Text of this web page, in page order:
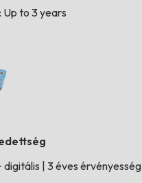
Up to 3 years
digitális 3 éves érvényesség